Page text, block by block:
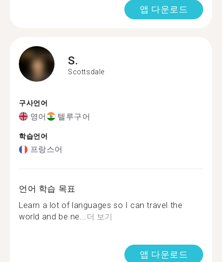
앱 다운로드
S.
Scottsdale
구사언어
영어 텔루구어
학습언어
프랑스어
언어 학습 목표
Learn a lot of languages so I can travel the
world and be ne...더 보기
앱 다운로드